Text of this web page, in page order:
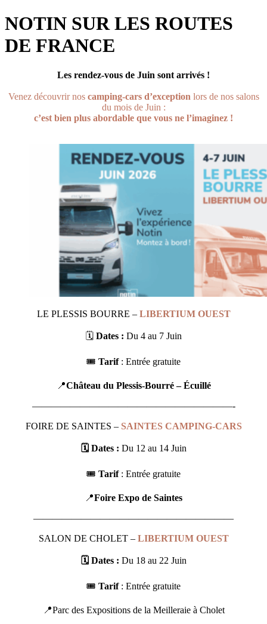
NOTIN SUR LES ROUTES
DE FRANCE
Les rendez-vous de Juin sont arrivés !
Venez découvrir nos camping-cars d’exception lors de nos salons
du mois de Juin :
c’est bien plus abordable que vous ne l’imaginez !
LE PLESSIS BOURRE – LIBERTIUM OUEST
🗓 Dates : Du 4 au 7 Juin
🎟 Tarif: Entrée gratuite
📍Château du Plessis-Bourré – Écuillé
—————————————————————-
FOIRE DE SAINTES – SAINTES CAMPING-CARS
🗓 Dates : Du 12 au 14 Juin
🎟 Tarif: Entrée gratuite
📍Foire Expo de Saintes
—————————————————————
SALON DE CHOLET – LIBERTIUM OUEST
🗓 Dates : Du 18 au 22 Juin
🎟 Tarif: Entrée gratuite
📍Parc des Expositions de la Meilleraie à Cholet